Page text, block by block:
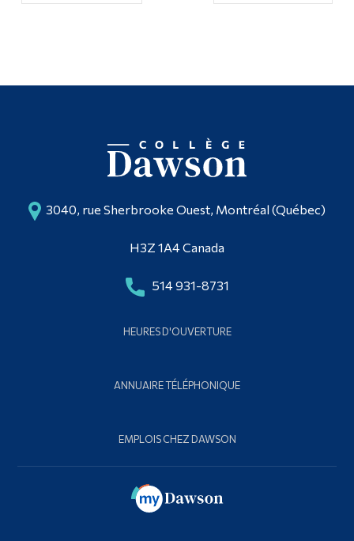
3040, rue Sherbrooke Ouest, Montréal (Québec)
H3Z 1A4 Canada
514 931-8731
HEURES D'OUVERTURE
ANNUAIRE TÉLÉPHONIQUE
EMPLOIS CHEZ DAWSON